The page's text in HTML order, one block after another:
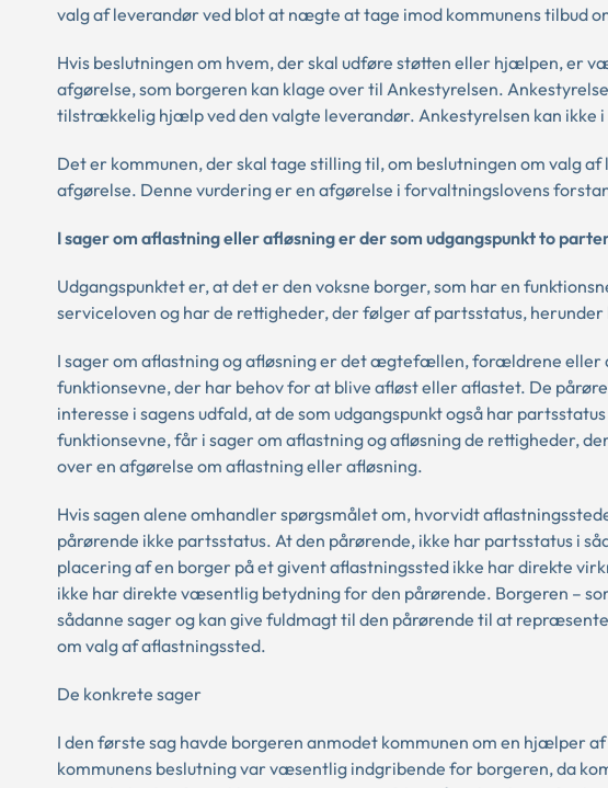
valg af leverandør ved blot at nægte at tage imod kommunens tilbud
Hvis beslutningen om hvem, der skal udføre støtten eller hjælpen, er
afgørelse, som borgeren kan klage over til Ankestyrelsen.
tilstrækkelig hjælp ved den valgte leverandør. Ankestyrelsen kan ikke i
Det er kommunen, der skal tage stilling til, om beslutningen om valg
afgørelse. Denne vurdering er en afgørelse i forvaltningslovens
I sager om aflastning eller afløsning er der som udgangspunkt to
Udgangspunktet er, at det er den voksne borger, som har en
serviceloven og har de rettigheder, der følger af partsstatus, herunder
I sager om aflastning og afløsning er det ægtefællen, forældrene eller
funktionsevne, der har behov for at blive afløst eller aflastet. De
interesse i sagens udfald, at de som udgangspunkt også har
funktionsevne, får i sager om aflastning og afløsning de rettigheder,
over en afgørelse om aflastning eller afløsning.
Hvis sagen alene omhandler spørgsmålet om, hvorvidt
pårørende ikke partsstatus. At den pårørende, ikke har partsstatus i
placering af en borger på et givent aflastningssted ikke har direkte
ikke har direkte væsentlig betydning for den pårørende. Borgeren –
sådanne sager og kan give fuldmagt til den pårørende til at
om valg af aflastningssted.
De konkrete sager
I den første sag havde borgeren anmodet kommunen om en hjælper
kommunens beslutning var væsentlig indgribende for borgeren, da